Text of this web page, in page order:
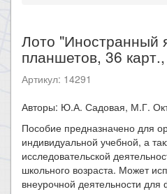
Лото "Иностранный
планшетов, 36
Артикул: 14291
Авторы: Ю.А. Садовая, М.Г.
Пособие предназначено для
индивидуальной учебной, а
исследовательской
школьного возраста. Может
внеурочной деятельности для